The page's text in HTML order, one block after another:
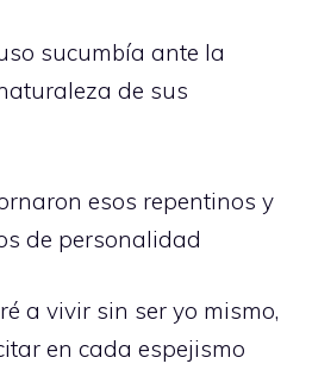
sucumbía ante la
de sus
esos repentinos y
de personalidad
a vivir sin ser yo mismo,
en cada espejismo